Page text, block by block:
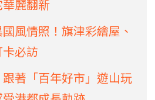
麗翻新
風情照！旗津彩繪屋、
必訪
著「百年好市」遊山玩